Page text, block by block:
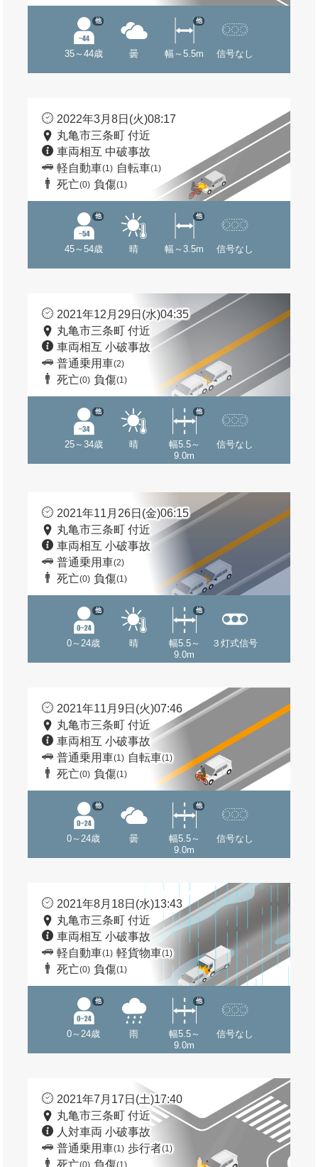
35～44歳
他
曇 幅～5.5m
他
信号なし
2022年3月8日(火)08:17
丸亀市三条町 付近
車両相互 中破事故
軽自動車(1) 自転車(1)
死亡(0) 負傷(1)
45～54歳
他
晴 幅～3.5m
他
信号なし
2021年12月29日(水)04:35
丸亀市三条町 付近
車両相互 小破事故
普通乗用車(2)
死亡(0) 負傷(1)
25～34歳
他
晴
幅5.5～
9.0m
他
信号なし
2021年11月26日(金)06:15
丸亀市三条町 付近
車両相互 小破事故
普通乗用車(2)
死亡(0) 負傷(1)
0～24歳
他
晴
幅5.5～
9.0m
他
３灯式信号
2021年11月9日(火)07:46
丸亀市三条町 付近
車両相互 小破事故
普通乗用車(1) 自転車(1)
死亡(0) 負傷(1)
0～24歳
他
曇
幅5.5～
9.0m
他
信号なし
2021年8月18日(水)13:43
丸亀市三条町 付近
車両相互 小破事故
軽自動車(1) 軽貨物車(1)
死亡(0) 負傷(1)
0～24歳
他
雨
幅5.5～
9.0m
他
信号なし
2021年7月17日(土)17:40
丸亀市三条町 付近
人対車両 小破事故
普通乗用車(1) 歩行者(1)
死亡(0) 負傷(1)